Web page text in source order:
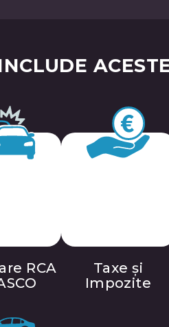
RCA
Taxe și
Impozite